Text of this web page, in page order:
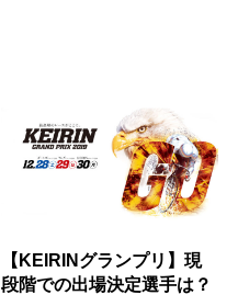
【KEIRINグランプリ】現
段階での出場決定選手は？